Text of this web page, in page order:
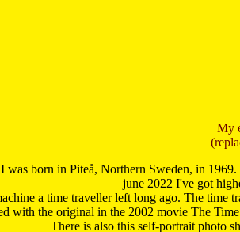
My
was born in Piteå, Northern Sweden, in
june 2022 I've got
a time traveller left long ago. The time
with the original in the 2002 movie The
There is also this self-portrait photo